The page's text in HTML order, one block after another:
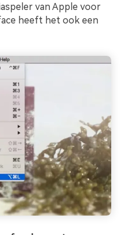
van Apple voor
heeft het ook een